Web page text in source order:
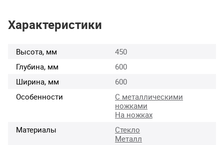
Характеристики
Высота, мм
450
Глубина, мм
600
Ширина, мм
600
Особенности
С металлическими
ножками
На ножках
Материалы
Стекло
Металл